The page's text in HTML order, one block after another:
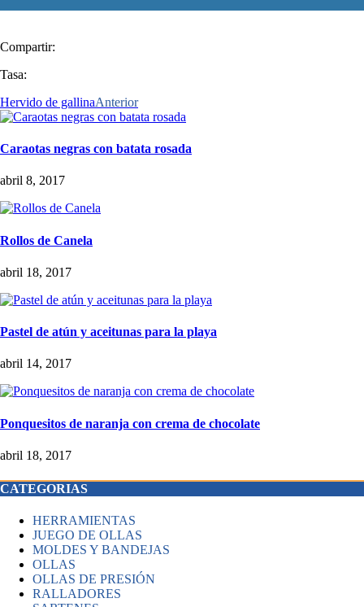
Compartir:
Tasa:
Hervido de gallinaAnterior
Caraotas negras con batata rosada
abril 8, 2017
Rollos de Canela
abril 18, 2017
Pastel de atún y aceitunas para la playa
abril 14, 2017
Ponquesitos de naranja con crema de chocolate
abril 18, 2017
CATEGORIAS
HERRAMIENTAS
JUEGO DE OLLAS
MOLDES Y BANDEJAS
OLLAS
OLLAS DE PRESIÓN
RALLADORES